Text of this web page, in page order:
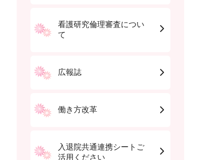
看護研究倫理審査につい
て
広報誌
働き方改革
入退院共通連携シートご
活用ください